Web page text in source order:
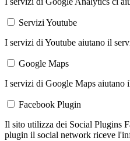
Servizi Youtube
I servizi di Youtube aiutano il
Google Maps
I servizi di Google Maps aiutano
Facebook Plugin
Il sito utilizza dei Social Plugins
plugin il social network riceve